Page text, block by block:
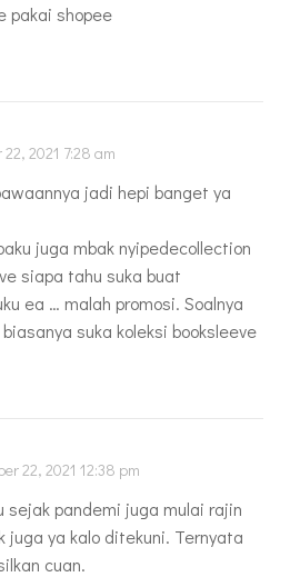
pakai shopee
2021 7:28 am
jadi hepi banget ya
juga mbak nyipedecollection
siapa tahu suka buat
ea … malah promosi. Soalnya
biasanya suka koleksi booksleeve
22, 2021 12:38 pm
sejak pandemi juga mulai rajin
juga ya kalo ditekuni. Ternyata
cuan.